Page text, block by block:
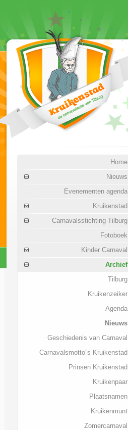
Home
Nieuws
Evenementen agenda
Kruikenstad
Carnavalsstichting Tilburg
Fotoboek
Kinder Carnaval
Archief
Tilburg
Kruikenzeiker
Agenda
Nieuws
Geschiedenis van Carnaval
Carnavalsmotto´s Kruikenstad
Prinsen Kruikenstad
Kruikenpaar
Plaatsnamen
Kruikenmunt
Zomercarnaval